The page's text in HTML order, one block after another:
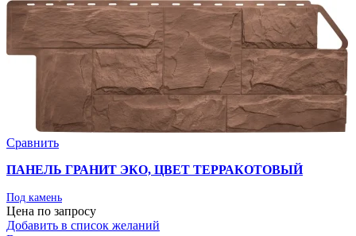
Сравнить
ПАНЕЛЬ ГРАНИТ ЭКО, ЦВЕТ ТЕРРАКОТОВЫЙ
Под камень
Цена по запросу
Добавить в список желаний